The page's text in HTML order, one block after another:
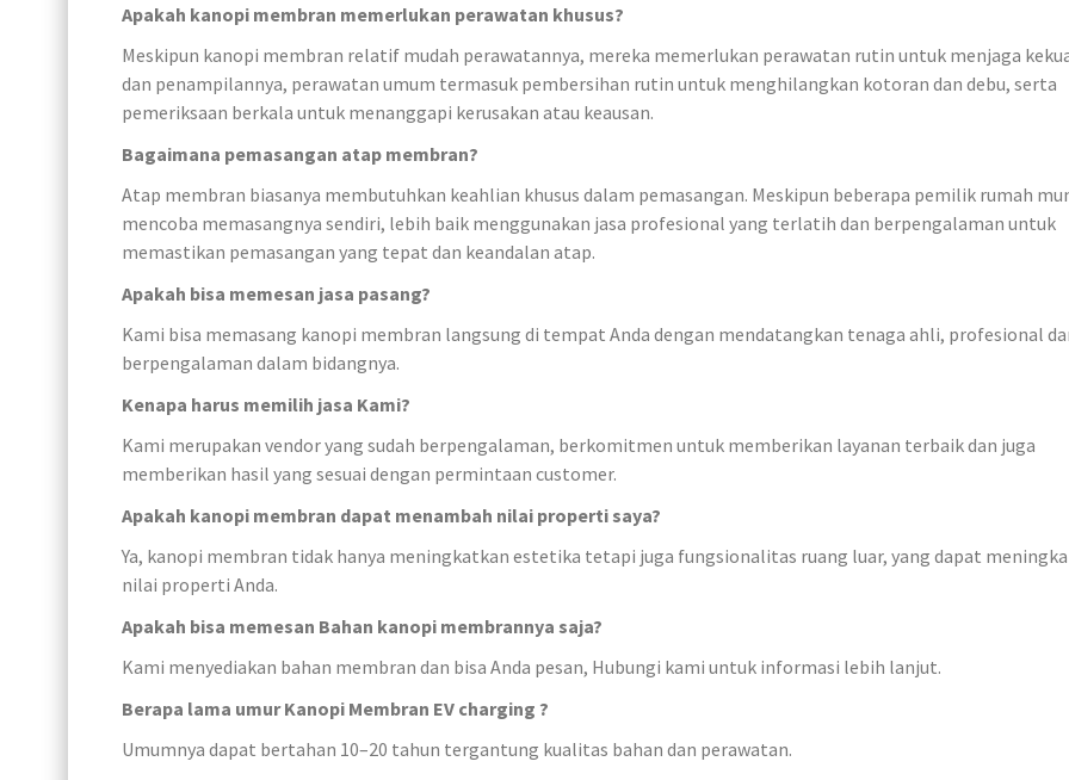
Apakah kanopi membran memerlukan perawatan khusus?
Meskipun kanopi membran relatif mudah perawatannya, mereka memerlukan perawatan rutin untuk menjaga
dan penampilannya, perawatan umum termasuk pembersihan rutin untuk menghilangkan kotoran dan debu, serta
pemeriksaan berkala untuk menanggapi kerusakan atau keausan.
Bagaimana pemasangan atap membran?
Atap membran biasanya membutuhkan keahlian khusus dalam pemasangan. Meskipun beberapa pemilik rumah
mencoba memasangnya sendiri, lebih baik menggunakan jasa profesional yang terlatih dan berpengalaman untuk
memastikan pemasangan yang tepat dan keandalan atap.
Apakah bisa memesan jasa pasang?
Kami bisa memasang kanopi membran langsung di tempat Anda dengan mendatangkan tenaga ahli, profesional
berpengalaman dalam bidangnya.
Kenapa harus memilih jasa Kami?
Kami merupakan vendor yang sudah berpengalaman, berkomitmen untuk memberikan layanan terbaik dan juga
memberikan hasil yang sesuai dengan permintaan customer.
Apakah kanopi membran dapat menambah nilai properti saya?
Ya, kanopi membran tidak hanya meningkatkan estetika tetapi juga fungsionalitas ruang luar, yang dapat
nilai properti Anda.
Apakah bisa memesan Bahan kanopi membrannya saja?
Kami menyediakan bahan membran dan bisa Anda pesan, Hubungi kami untuk informasi lebih lanjut.
Berapa lama umur Kanopi Membran EV charging ?
Umumnya dapat bertahan 10–20 tahun tergantung kualitas bahan dan perawatan.